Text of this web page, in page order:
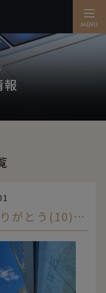
日祝休
曜13:30）
13:30 日祝休
報
[10/16～12/15]ありがとう(10)キャンペーン